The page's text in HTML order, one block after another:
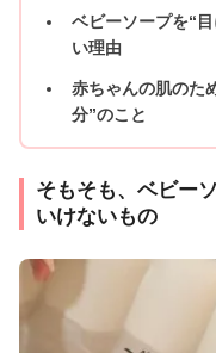
ベビーソープを“
い理由
赤ちゃんの肌のた
分”のこと
そもそも、ベビー
いけないもの